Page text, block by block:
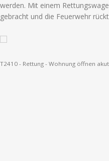
werden. Mit einem
gebracht und die Feuerwehr
T2410 - Rettung - Wohnung öffnen akut